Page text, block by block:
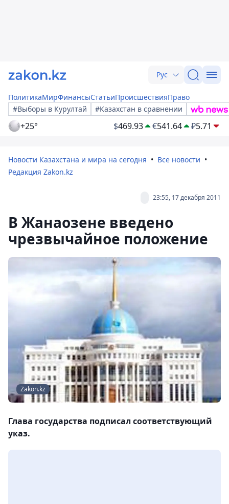
Рус
ПолитикаМирФинансыСтатьиПроисшествияПраво
#Выборы в Курултай
#Казахстан в сравнении
+25° $469.93 €541.64 ₽5.71
Новости Казахстана и мира на сегодня
Все новости
Редакция Zakon.kz
23:55, 17 декабря 2011
В Жанаозене введено
чрезвычайное положение
Zakon.kz
Глава государства подписал соответствующий
указ.